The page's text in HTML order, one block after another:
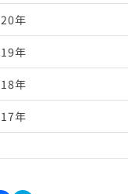
年3月
年2月
年1月
年8月
年7月
年6月
年5月
年9月
年8月
年7月
年6月
年10月
年9月
年8月
年7月
年11月
年10月
年9月
年8月
年12月
年11月
年10月
年9月
年
年12月
年11月
年10月
年
年12月
年11月
年
年12月
年